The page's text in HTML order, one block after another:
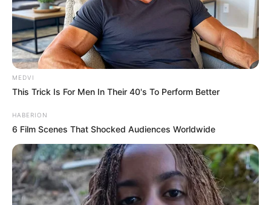
PEC 14: o que acontece com quinquênio,
triênio e sexta-parte na aposentadoria?
promulgação da PEC 14 no Congresso
DESTAQUES DO MÊS
Prefeitura realiza a maior entrega de
motocicletas aos Agentes de Saúde da
história...
MEDVI
This Trick Is For Men In Their 40's To Perform Better
HABERION
6 Film Scenes That Shocked Audiences Worldwide